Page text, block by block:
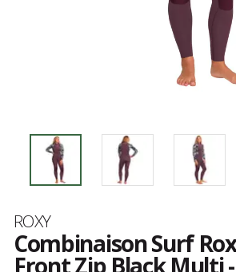
Marque
ROXY
Combinaison Surf
Front Zip Black Multi -